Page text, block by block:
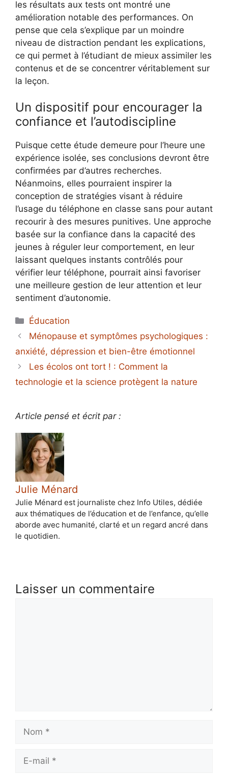
les résultats aux tests ont montré une
amélioration notable des performances. On
pense que cela s’explique par un moindre
niveau de distraction pendant les explications,
ce qui permet à l’étudiant de mieux assimiler les
contenus et de se concentrer véritablement sur
la leçon.
Un dispositif pour encourager la
confiance et l’autodiscipline
Puisque cette étude demeure pour l’heure une
expérience isolée, ses conclusions devront être
confirmées par d’autres recherches.
Néanmoins, elles pourraient inspirer la
conception de stratégies visant à réduire
l’usage du téléphone en classe sans pour autant
recourir à des mesures punitives. Une approche
basée sur la confiance dans la capacité des
jeunes à réguler leur comportement, en leur
laissant quelques instants contrôlés pour
vérifier leur téléphone, pourrait ainsi favoriser
une meilleure gestion de leur attention et leur
sentiment d’autonomie.
Catégories
Éducation
Ménopause et symptômes psychologiques :
anxiété, dépression et bien-être émotionnel
Les écolos ont tort ! : Comment la
technologie et la science protègent la nature
Article pensé et écrit par :
Julie Ménard
Julie Ménard est journaliste chez Info Utiles, dédiée
aux thématiques de l’éducation et de l’enfance, qu’elle
aborde avec humanité, clarté et un regard ancré dans
le quotidien.
Laisser un commentaire
Nom